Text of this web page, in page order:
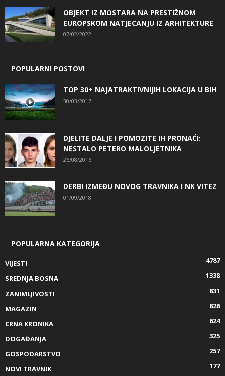
OBJEKT IZ MOSTARA NA PRESTIŽNOM
EUROPSKOM NATJECANJU IZ ARHITEKTURE
07/02/2022
POPULARNI POSTOVI
TOP 30+ NAJATRAKTIVNIJIH LOKACIJA U BIH
30/03/2017
DJELITE DALJE I POMOZITE IH PRONAĆI:
NESTALO PETERO MALOLJETNIKA
26/08/2016
DERBI IZMEĐU NOVOG TRAVNIKA I NK VITEZ
01/09/2018
POPULARNA KATEGORIJA
VIJESTI
4787
SREDNJA BOSNA
1338
ZANIMLJIVOSTI
831
MAGAZIN
826
CRNA KRONIKA
624
DOGAĐANJA
325
GOSPODARSTVO
257
NOVI TRAVNIK
177